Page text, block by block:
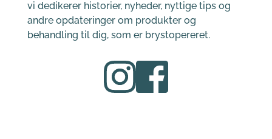
vi dedikerer historier, nyheder, nyttige tips og
andre opdateringer om produkter og
behandling til dig, som er brystopereret.